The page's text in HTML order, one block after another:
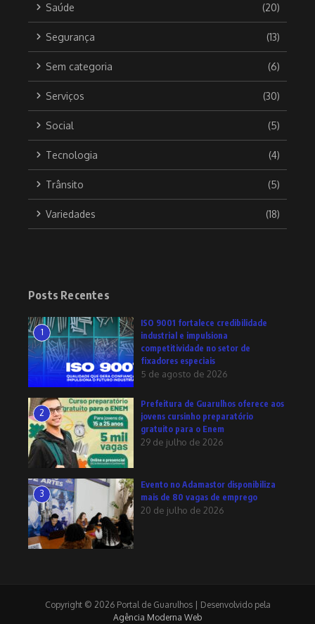
Saúde (20)
Segurança (13)
Sem categoria (6)
Serviços (30)
Social (5)
Tecnologia (4)
Trânsito (5)
Variedades (18)
Posts Recentes
1
ISO 9001 fortalece credibilidade
industrial e impulsiona
competitividade no setor de
fixadores especiais
5 de agosto de 2026
2
Prefeitura de Guarulhos oferece aos
jovens cursinho preparatório
gratuito para o Enem
29 de julho de 2026
3
Evento no Adamastor disponibiliza
mais de 80 vagas de emprego
20 de julho de 2026
Copyright © 2026 Portal de Guarulhos | Desenvolvido pela
Agência Moderna Web